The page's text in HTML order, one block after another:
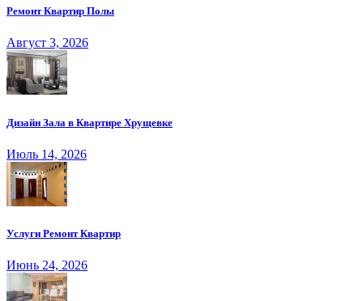
Ремонт Квартир Полы
Август 3, 2026
Дизайн Зала в Квартире Хрущевке
Июль 14, 2026
Услуги Ремонт Квартир
Июнь 24, 2026